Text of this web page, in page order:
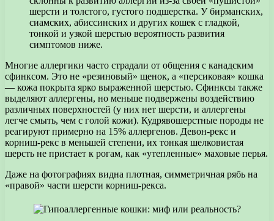
шерсти и толстого, густого подшерстка. У бирманских,
сиамских, абиссинских и других кошек с гладкой,
тонкой и узкой шерстью вероятность развития
симптомов ниже.
Многие аллергики часто страдали от общения с канадским
сфинксом. Это не «резиновый» щенок, а «персиковая» кошка
— кожа покрыта ярко выраженной шерстью. Сфинксы также
выделяют аллергены, но меньше подвержены воздействию
различных поверхностей (у них нет шерсти, и аллергены
легче смыть, чем с голой кожи). Кудрявошерстные породы не
реагируют примерно на 15% аллергенов. Девон-рекс и
корниш-рекс в меньшей степени, их тонкая шелковистая
шерсть не пристает к рогам, как «утепленные» маховые перья.
Даже на фотографиях видна плотная, симметричная рябь на
«правой» части шерсти корниш-рекса.